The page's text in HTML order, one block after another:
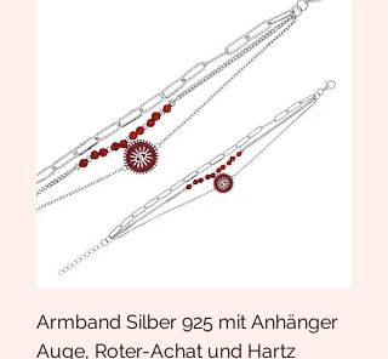
Armband Silber 925 mit Anhänger
Auge, Roter-Achat und Hartz